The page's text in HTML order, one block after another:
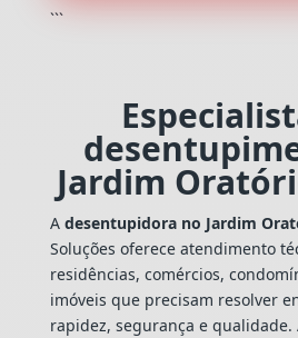
```
Jardim
A desentupidora no Jardim
Soluções oferece atendimento
residências, comércios,
imóveis que precisam resolver
rapidez, segurança e qualidade.